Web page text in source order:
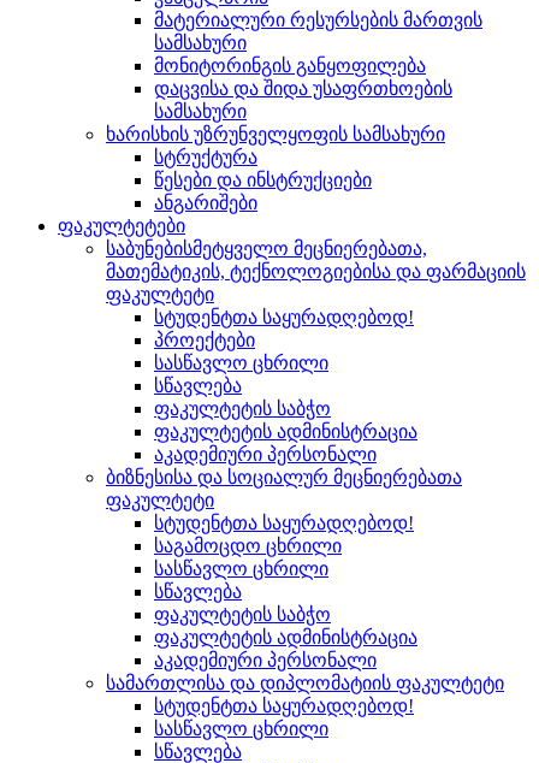
მატერიალური რესურსების მართვის
სამსახური
მონიტორინგის განყოფილება
დაცვისა და შიდა უსაფრთხოების
სამსახური
ხარისხის უზრუნველყოფის სამსახური
სტრუქტურა
წესები და ინსტრუქციები
ანგარიშები
ფაკულტეტები
საბუნებისმეტყველო მეცნიერებათა,
მათემატიკის, ტექნოლოგიებისა და ფარმაციის
ფაკულტეტი
სტუდენტთა საყურადღებოდ!
პროექტები
სასწავლო ცხრილი
სწავლება
ფაკულტეტის საბჭო
ფაკულტეტის ადმინისტრაცია
აკადემიური პერსონალი
ბიზნესისა და სოციალურ მეცნიერებათა
ფაკულტეტი
სტუდენტთა საყურადღებოდ!
საგამოცდო ცხრილი
სასწავლო ცხრილი
სწავლება
ფაკულტეტის საბჭო
ფაკულტეტის ადმინისტრაცია
აკადემიური პერსონალი
სამართლისა და დიპლომატიის ფაკულტეტი
სტუდენტთა საყურადღებოდ!
სასწავლო ცხრილი
სწავლება